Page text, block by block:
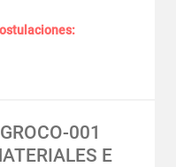
001
E